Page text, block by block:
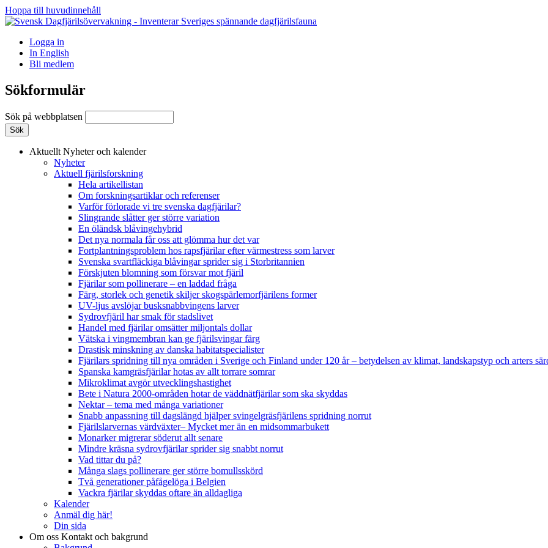
Hoppa till huvudinnehåll
Logga in
In English
Bli medlem
Sökformulär
Sök på webbplatsen
Aktuellt Nyheter och kalender
Nyheter
Aktuell fjärilsforskning
Hela artikellistan
Om forskningsartiklar och referenser
Varför förlorade vi tre svenska dagfjärilar?
Slingrande slåtter ger större variation
En öländsk blåvingehybrid
Det nya normala får oss att glömma hur det var
Fortplantningsproblem hos rapsfjärilar efter värmestress som larver
Svenska svartfläckiga blåvingar sprider sig i Storbritannien
Förskjuten blomning som försvar mot fjäril
Fjärilar som pollinerare – en laddad fråga
Färg, storlek och genetik skiljer skogspärlemorfjärilens former
UV-ljus avslöjar busksnabbvingens larver
Sydrovfjäril har smak för stadslivet
Handel med fjärilar omsätter miljontals dollar
Vätska i vingmembran kan ge fjärilsvingar färg
Drastisk minskning av danska habitatspecialister
Fjärilars spridning till nya områden i Sverige och Finland under 120 år– betydelsen av klimat, landskapstyp och arters
Spanska kamgräsfjärilar hotas av allt torrare somrar
Mikroklimat avgör utvecklingshastighet
Bete i Natura 2000-områden hotar de väddnätfjärilar som ska skyddas
Nektar – tema med många variationer
Snabb anpassning till dagslängd hjälper svingelgräsfjärilens spridning norrut
Fjärilslarvernas värdväxter– Mycket mer än en midsommarbukett
Monarker migrerar söderut allt senare
Mindre kräsna sydrovfjärilar sprider sig snabbt norrut
Vad tittar du på?
Många slags pollinerare ger större bomullsskörd
Två generationer påfågelöga i Belgien
Vackra fjärilar skyddas oftare än alldagliga
Kalender
Anmäl dig här!
Din sida
Om oss Kontakt och bakgrund